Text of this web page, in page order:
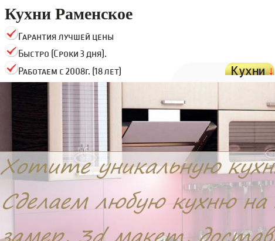
Кухни Раменское
Гарантия лучшей цены
Быстро (Сроки 3 дня).
Работаем с 2008г. (18 лет)
Кухни↓